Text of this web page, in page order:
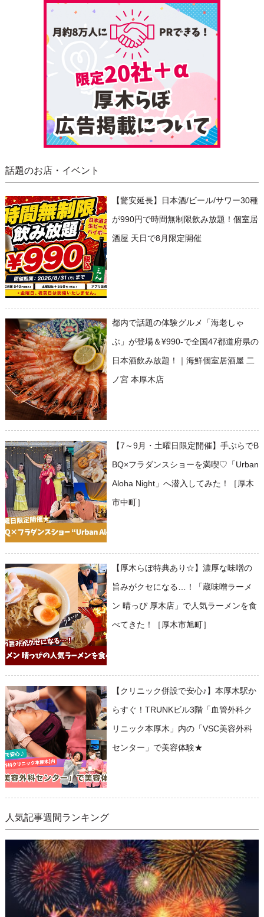
話題のお店・イベント
【驚安延長】日本酒/ビール/サワー30種
が990円で時間無制限飲み放題！個室居
酒屋 天日で8月限定開催
都内で話題の体験グルメ「海老しゃ
ぶ」が登場＆¥990-で全国47都道府県の
日本酒飲み放題！｜海鮮個室居酒屋 二
ノ宮 本厚木店
【7～9月・土曜日限定開催】手ぶらでB
BQ×フラダンスショーを満喫♡「Urban
Aloha Night」へ潜入してみた！［厚木
市中町］
【厚木らぼ特典あり☆】濃厚な味噌の
旨みがクセになる…！「蔵味噌ラーメ
ン 晴っぴ 厚木店」で人気ラーメンを食
べてきた！［厚木市旭町］
【クリニック併設で安心♪】本厚木駅か
らすぐ！TRUNKビル3階「血管外科ク
リニック本厚木」内の「VSC美容外科
センター」で美容体験★
人気記事週間ランキング